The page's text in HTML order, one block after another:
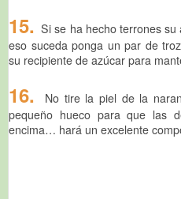
15. Si se ha hecho terrones
eso suceda ponga un par de
su recipiente de azúcar para
16.
No tire la piel de la
pequeño hueco para que las
encima… hará un excelente